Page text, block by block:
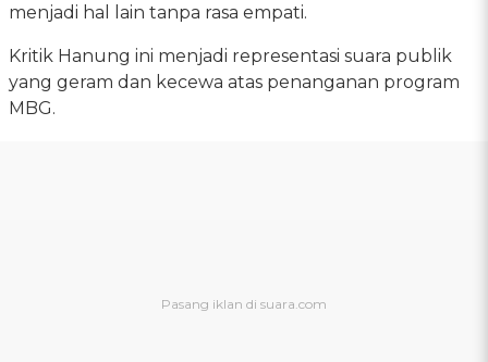
menjadi hal lain tanpa rasa empati.
Kritik Hanung ini menjadi representasi suara publik
yang geram dan kecewa atas penanganan program
MBG.